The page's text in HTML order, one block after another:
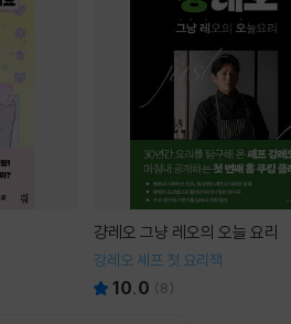
걍레오 그냥 레오의 오늘 요리
강레오 셰프 첫 요리책
10.0 (8)